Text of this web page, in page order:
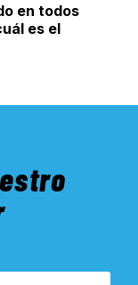
en todos
es el